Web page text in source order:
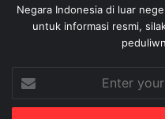
Negara Indonesia di luar
untuk informasi resmi,
your
Email